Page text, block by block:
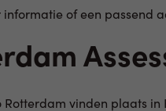
of een passend
Rotterdam vinden plaats